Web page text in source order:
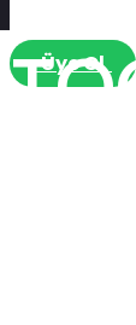
Üye Ol